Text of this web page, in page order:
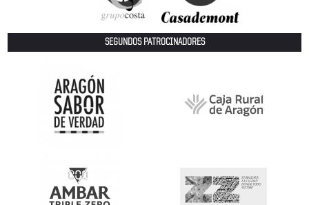
SEGUNDOS PATROCINADORES